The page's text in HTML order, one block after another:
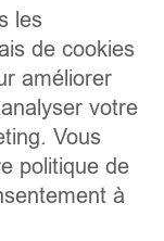
et
n° 730.390.160
les
de cookies
améliorer
votre
Vous
politique de
à